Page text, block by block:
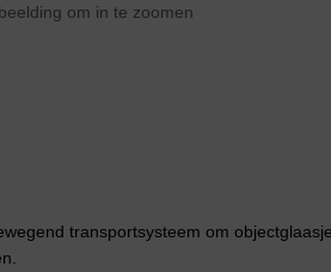
om in te zoomen
transportsysteem om